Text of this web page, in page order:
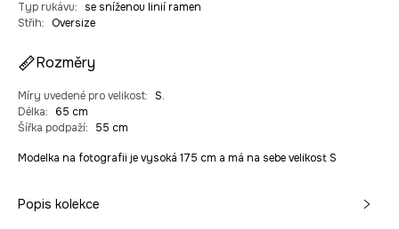
Typ rukávu:
se sníženou linií ramen
Střih: Oversize
Rozměry
Míry uvedené pro velikost: S.
Délka:
65 cm
Šířka podpaží: 55 cm
Modelka na fotografii je vysoká 175 cm a má na sebe velikost S
Popis kolekce